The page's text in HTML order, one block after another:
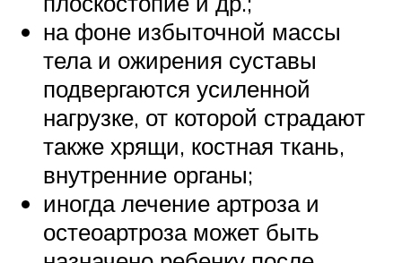
на фоне избыточной массы
тела и ожирения суставы
подвергаются усиленной
нагрузке, от которой страдают
также хрящи, костная ткань,
внутренние органы;
иногда лечение артроза и
остеоартроза может быть